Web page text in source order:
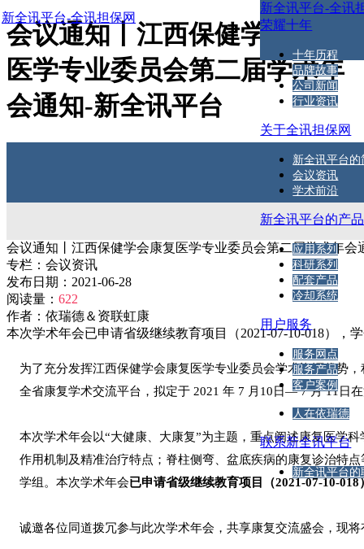
会议通知丨江西保健学会康复
医学专业委员会第二届学术年
会通知-新全讯平台
新全讯平台-全讯担保网
新全讯平台-全讯
荣耀十年
十年历程
品牌故事
公司新闻
行业资讯
关于全讯担保网
新全讯平台的
会议资讯
学术前沿
新全讯平台的产
应用系列
科研系列
配套产品
冷却系统
用户服务
服务网点
服务产品
客户案例
人在依瑞德
联系新全讯平台
新全讯平台的
会议通知丨江西保健学会康复医学专业委员会第二届学术年会
专栏： 会议资讯
发布日期： 2021-06-28
阅读量： 622
作者： 依瑞德＆资联虹康
本次学术年会已申请省级继续教育项目（2021-07-10-018），
为了充分发挥江西保健学会康复医学专业委员会学术资源优势
全省康复学术交流平台，拟定于 2021 年 7 月10 日— 7 月 11 日
本次学术年会以“大健康、大康复”为主题，重点阐述康复医学
作用机制及精准治疗特点；脊柱侧弯、盆底疾病的康复诊治特
学组。本次学术年会已申请省级继续教育项目（2021-07-10-
诚邀各位同道拨冗参与此次学术年会，共享康复交流盛会，现